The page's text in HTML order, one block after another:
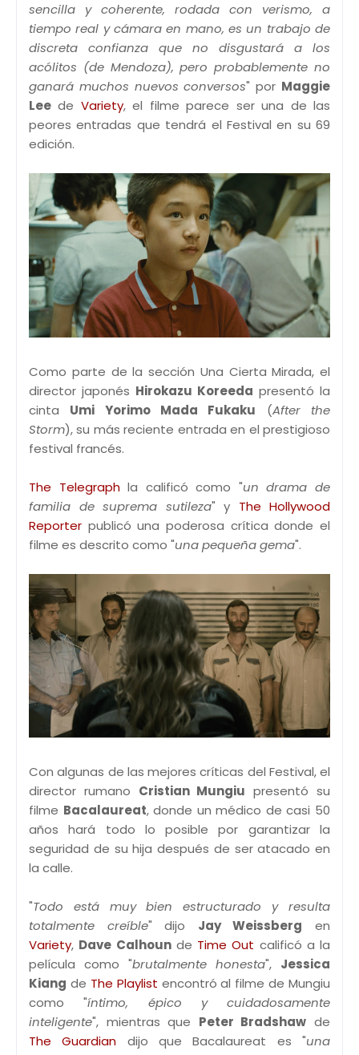
sencilla y coherente, rodada con verismo, a
tiempo real y cámara en mano, es un trabajo de
discreta confianza que no disgustará a los
acólitos (de Mendoza), pero probablemente no
ganará muchos nuevos conversos" por Maggie
Lee de Variety, el filme parece ser una de las
peores entradas que tendrá el Festival en su 69
edición.
Como parte de la sección Una Cierta Mirada, el
director japonés Hirokazu Koreeda presentó la
cinta Umi Yorimo Mada Fukaku (After the
Storm), su más reciente entrada en el prestigioso
festival francés.
The Telegraphla calificó como "un drama de
familia de suprema sutileza" y The Hollywood
Reporter publicó una poderosa crítica donde el
filme es descrito como "una pequeña gema".
Con algunas de las mejores críticas del Festival, el
director rumano Cristian Mungiu presentó su
filme Bacalaureat, donde un médico de casi 50
años hará todo lo posible por garantizar la
seguridad de su hija después de ser atacado en
la calle.
"Todo está muy bien estructurado y resulta
totalmente creíble" dijo Jay Weissberg en
Variety, Dave Calhounde Time Out calificó a la
película como "brutalmente honesta", Jessica
Kiang de The Playlist encontró al filme de Mungiu
como "íntimo, épico y cuidadosamente
inteligente", mientras que Peter Bradshaw de
The Guardian dijo que Bacalaureat es "una